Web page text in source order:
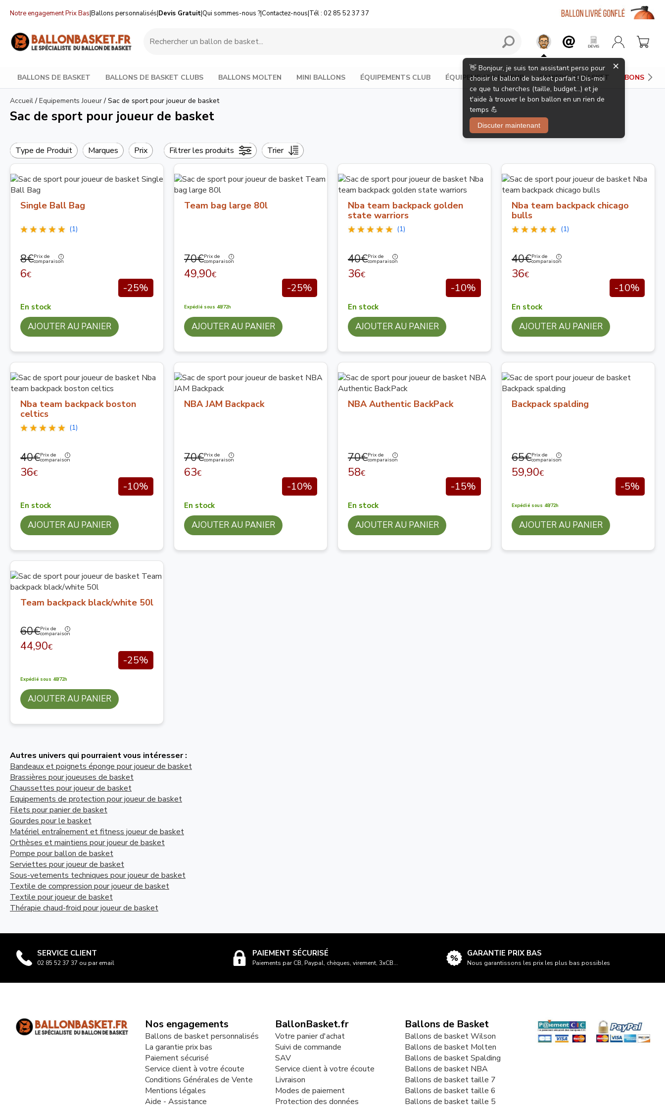
Notre engagement Prix Bas|Ballons personnalisés|Devis Gratuit|Qui sommes-nous ?|Contactez-nous|Tél : 02 85 52 37 37
BALLONS DE BASKET BALLONS DE BASKET CLUBS BALLONS MOLTEN MINI BALLONS ÉQUIPEMENTS CLUB ÉQUIPEMENTS JOUEUR PANIERS DE BASKET BONS
Accueil / Equipements Joueur / Sac de sport pour joueur de basket
Sac de sport pour joueur de basket
Type de Produit Marques Prix Filtrer les produits Trier
Single Ball Bag
(1)
8€Prix de
comparaison
6€
-25%
En stock
AJOUTER AU PANIER
Team bag large 80l
70€Prix de
comparaison
49,90€
-25%
Expédié sous 48/72h
AJOUTER AU PANIER
Nba team backpack golden
state warriors
(1)
40€Prix de
comparaison
36€
-10%
En stock
AJOUTER AU PANIER
Nba team backpack chicago
bulls
(1)
40€Prix de
comparaison
36€
-10%
En stock
AJOUTER AU PANIER
Nba team backpack boston
celtics
(1)
40€Prix de
comparaison
36€
-10%
En stock
AJOUTER AU PANIER
NBA JAM Backpack
70€Prix de
comparaison
63€
-10%
En stock
AJOUTER AU PANIER
NBA Authentic BackPack
70€Prix de
comparaison
58€
-15%
En stock
AJOUTER AU PANIER
Backpack spalding
65€Prix de
comparaison
59,90€
-5%
Expédié sous 48/72h
AJOUTER AU PANIER
Team backpack black/white 50l
60€Prix de
comparaison
44,90€
-25%
Expédié sous 48/72h
AJOUTER AU PANIER
Autres univers qui pourraient vous intéresser :
Bandeaux et poignets éponge pour joueur de basket
Brassières pour joueuses de basket
Chaussettes pour joueur de basket
Equipements de protection pour joueur de basket
Filets pour panier de basket
Gourdes pour le basket
Matériel entraînement et fitness joueur de basket
Orthèses et maintiens pour joueur de basket
Pompe pour ballon de basket
Serviettes pour joueur de basket
Sous-vetements techniques pour joueur de basket
Textile de compression pour joueur de basket
Textile pour joueur de basket
Thérapie chaud-froid pour joueur de basket
SERVICE CLIENT
02 85 52 37 37 ou par email
PAIEMENT SÉCURISÉ
Paiements par CB, Paypal, chèques, virement, 3xCB...
GARANTIE PRIX BAS
Nous garantissons les prix les plus bas possibles
Nos engagements
Ballons de basket personnalisés
La garantie prix bas
Paiement sécurisé
Service client à votre écoute
Conditions Générales de Vente
Mentions légales
Aide - Assistance
BallonBasket.fr
Votre panier d'achat
Suivi de commande
SAV
Service client à votre écoute
Livraison
Modes de paiement
Protection des données
Ballons de Basket
Ballons de basket Wilson
Ballons de basket Molten
Ballons de basket Spalding
Ballons de basket NBA
Ballons de basket taille 7
Ballons de basket taille 6
Ballons de basket taille 5
👋 Bonjour, je suis ton assistant perso pour
choisir le ballon de basket parfait ! Dis-moi
ce que tu cherches (taille, budget...) et je
t'aide à trouver le bon ballon en un rien de
temps 💪
Discuter maintenant
×